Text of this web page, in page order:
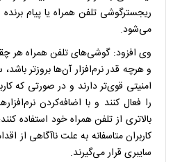
ریجسترگوشی تلفن همراه یا پیام
می‌شود.
وی افزود: گوشی‌های تلفن همراه هر
و هرچه قدر نرم‌افزار آن‌ها بروزتر
امنیتی قوی‌تر دارند و در صورتی که
را فعال کنند و با اضافه‌کردن
بالاتری از تلفن همراه خود استفاده
کاربران متاسفانه به علت ناآگاهی از
سایبری قرار می‌گیرند.